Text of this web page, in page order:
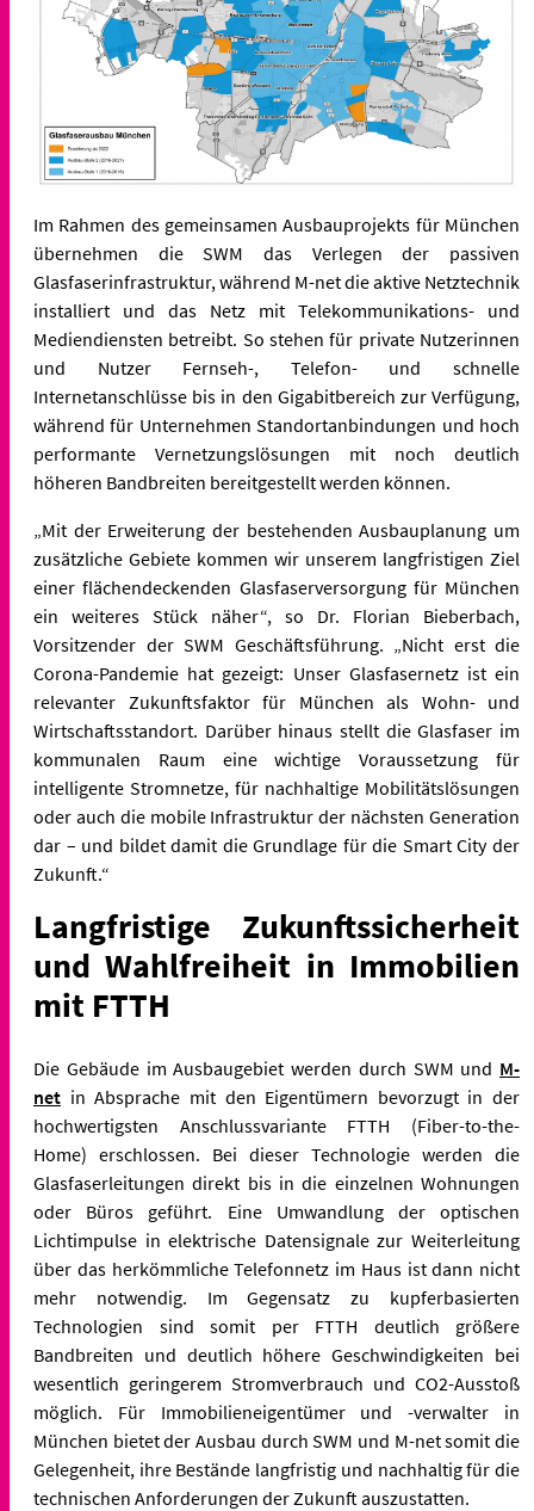
Im Rahmen des gemeinsamen Ausbauprojekts für München
übernehmen die SWM das Verlegen der passiven
Glasfaserinfrastruktur, während M-net die aktive Netztechnik
installiert und das Netz mit Telekommunikations- und
Mediendiensten betreibt. So stehen für private Nutzerinnen
und Nutzer Fernseh-, Telefon- und schnelle
Internetanschlüsse bis in den Gigabitbereich zur Verfügung,
während für Unternehmen Standortanbindungen und hoch
performante Vernetzungslösungen mit noch deutlich
höheren Bandbreiten bereitgestellt werden können.
„Mit der Erweiterung der bestehenden Ausbauplanung um
zusätzliche Gebiete kommen wir unserem langfristigen Ziel
einer flächendeckenden Glasfaserversorgung für München
ein weiteres Stück näher“, so Dr. Florian Bieberbach,
Vorsitzender der SWM Geschäftsführung. „Nicht erst die
Corona-Pandemie hat gezeigt: Unser Glasfasernetz ist ein
relevanter Zukunftsfaktor für München als Wohn- und
Wirtschaftsstandort. Darüber hinaus stellt die Glasfaser im
kommunalen Raum eine wichtige Voraussetzung für
intelligente Stromnetze, für nachhaltige Mobilitätslösungen
oder auch die mobile Infrastruktur der nächsten Generation
dar – und bildet damit die Grundlage für die Smart City der
Zukunft.“
Langfristige Zukunftssicherheit
und Wahlfreiheit in Immobilien
mit FTTH
Die Gebäude im Ausbaugebiet werden durch SWM und M-
net in Absprache mit den Eigentümern bevorzugt in der
hochwertigsten Anschlussvariante FTTH (Fiber-to-the-
Home) erschlossen. Bei dieser Technologie werden die
Glasfaserleitungen direkt bis in die einzelnen Wohnungen
oder Büros geführt. Eine Umwandlung der optischen
Lichtimpulse in elektrische Datensignale zur Weiterleitung
über das herkömmliche Telefonnetz im Haus ist dann nicht
mehr notwendig. Im Gegensatz zu kupferbasierten
Technologien sind somit per FTTH deutlich größere
Bandbreiten und deutlich höhere Geschwindigkeiten bei
wesentlich geringerem Stromverbrauch und CO2-Ausstoß
möglich. Für Immobilieneigentümer und -verwalter in
München bietet der Ausbau durch SWM und M-net somit die
Gelegenheit, ihre Bestände langfristig und nachhaltig für die
technischen Anforderungen der Zukunft auszustatten.